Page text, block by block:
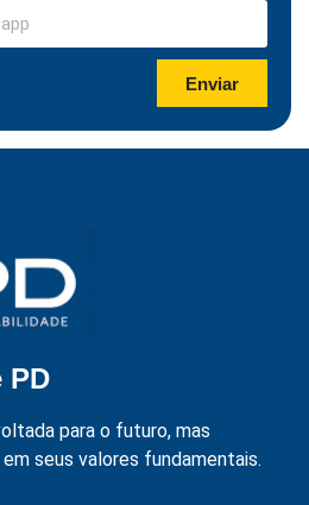
Enviar
PD
para o futuro, mas
seus valores fundamentais.